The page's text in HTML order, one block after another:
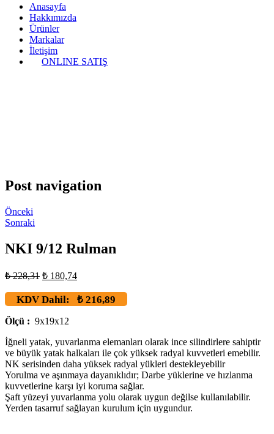
Anasayfa
Hakkımızda
Ürünler
Markalar
İletişim
ONLINE SATIŞ
Post navigation
Önceki
Sonraki
NKI 9/12 Rulman
₺228,31 ₺ 180,74
KDV Dahil: ₺ 216,89
Ölçü : 9x19x12
İğneli yatak, yuvarlanma elemanları olarak ince silindirlere sahiptir
ve büyük yatak halkaları ile çok yüksek radyal kuvvetleri emebilir.
NK serisinden daha yüksek radyal yükleri destekleyebilir
Yorulma ve aşınmaya dayanıklıdır; Darbe yüklerine ve hızlanma
kuvvetlerine karşı iyi koruma sağlar.
Şaft yüzeyi yuvarlanma yolu olarak uygun değilse kullanılabilir.
Yerden tasarruf sağlayan kurulum için uygundur.